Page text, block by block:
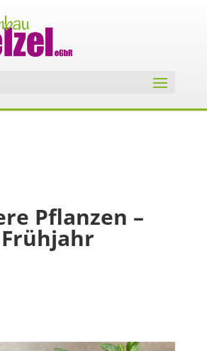
Pflanzen –
Frühjahr